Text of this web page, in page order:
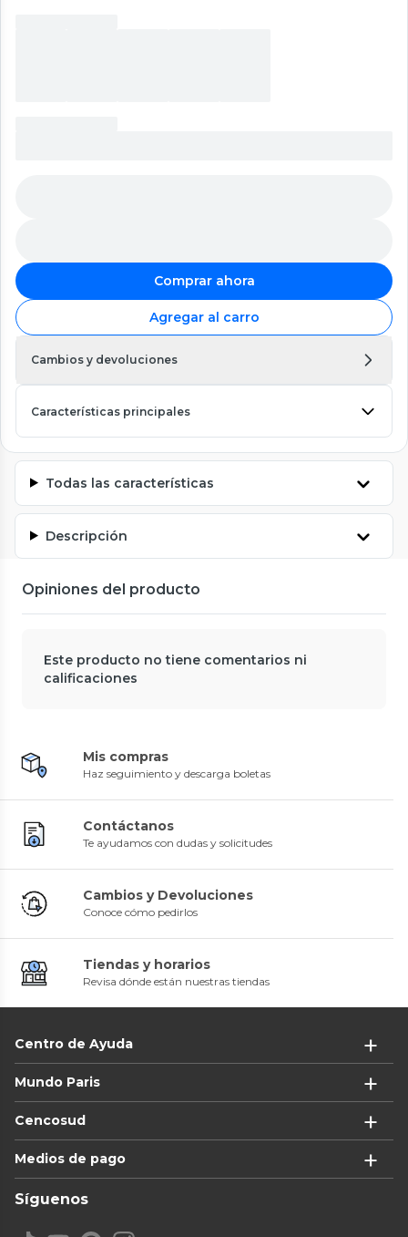
Comprar ahora
Agregar al carro
Cambios y devoluciones
Características principales
Todas las características
Descripción
Opiniones del producto
Este producto no tiene comentarios ni
calificaciones
Mis compras
Haz seguimiento y descarga boletas
Contáctanos
Te ayudamos con dudas y solicitudes
Cambios y Devoluciones
Conoce cómo pedirlos
Tiendas y horarios
Revisa dónde están nuestras tiendas
Centro de Ayuda
Mundo Paris
Cencosud
Medios de pago
Síguenos